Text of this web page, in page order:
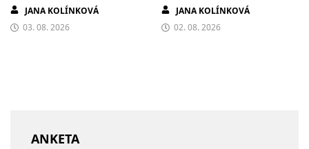
JANA KOLÍNKOVÁ
03. 08. 2026
JANA KOLÍNKOVÁ
02. 08. 2026
ANKETA